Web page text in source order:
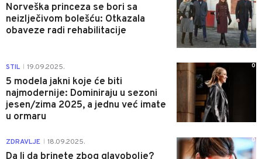
Norveška princeza se bori sa
neizlječivom bolešću: Otkazala
obaveze radi rehabilitacije
STIL 19.09.2025.
5 modela jakni koje će biti
najmodernije: Dominiraju u sezoni
jesen/zima 2025, a jednu već imate
u ormaru
0
ZDRAVLJE 18.09.2025.
Da li da brinete zbog glavobolje?
0